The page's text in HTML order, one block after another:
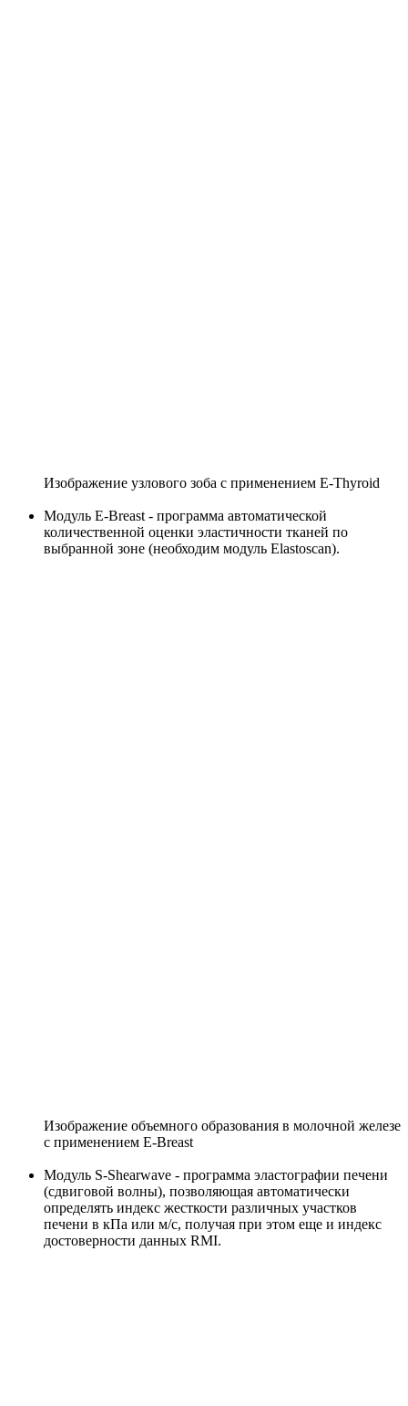
Изображение узлового зоба с применением E-Thyroid
Mодуль E-Breast - программа автоматической
количественной оценки эластичности тканей по
выбранной зоне (необходим модуль Elastoscan).
Изображение объемного образования в молочной железе
с применением E-Breast
Модуль S-Shearwave - программа эластографии печени
(сдвиговой волны), позволяющая автоматически
определять индекс жесткости различных участков
печени в кПа или м/с, получая при этом еще и индекс
достоверности данных RMI.